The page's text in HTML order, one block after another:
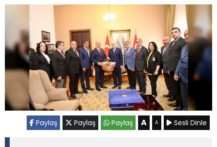
Paylaş Paylaş Paylaş A A Sesli Dinle